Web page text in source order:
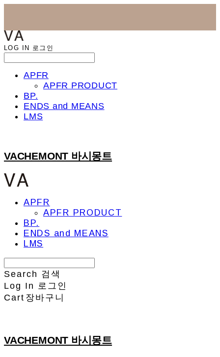
LOG IN 로그인
APFR
APFR PRODUCT
BP.
ENDS and MEANS
LMS
VACHEMONT 바시몽트
APFR
APFR PRODUCT
BP.
ENDS and MEANS
LMS
Search 검색
Log In
로그인
Cart 장바구니
VACHEMONT 바시몽트